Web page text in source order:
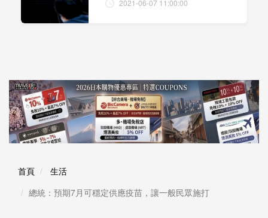
2021-06-07 11:00:00
首頁
生活
總統：預期7月可穩定供應疫苗，讓一般民眾施打